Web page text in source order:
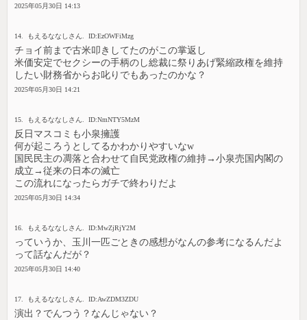
2025年05月30日 14:13
14. もえるななしさん. ID:EzOWFiMzg
チョイ前まで古米叩きしてたのがこの掌返し
米価安定でセクシーの手柄のし総裁に祭りあげ緊縮政権を維持
したい財務省からお叱りでもあったのかな？
2025年05月30日 14:21
15. もえるななしさん. ID:NmNTY5MzM
反日マスコミも小泉擁護
何が起ころうとしてるかわかりやすいなw
国民民主の凋落と合わせて自民党政権の維持→小泉売国内閣の
成立→従来の日本の滅亡
この流れになったらガチで終わりだよ
2025年05月30日 14:34
16. もえるななしさん. ID:MwZjRjY2M
っていうか、玉川一匹ごときの感想がなんの参考になるんだよ
って話なんだが？
2025年05月30日 14:40
17. もえるななしさん. ID:AwZDM3ZDU
演出？でんつう？なんじゃない？